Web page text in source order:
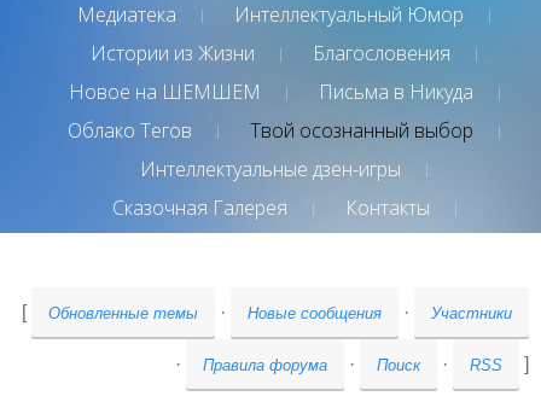
Медиатека
Интеллектуальный Юмор
Истории из Жизни
Благословения
Новое на ШЕМШЕМ
Письма в Никуда
Облако Тегов
Твой осознанный выбор
Интеллектуальные дзен-игры
Сказочная Галерея
Контакты
[ Обновленные темы · Новые сообщения · Участники
· Правила форума · Поиск · RSS ]